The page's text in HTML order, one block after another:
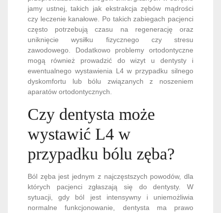
jamy ustnej, takich jak ekstrakcja zębów mądrości
czy leczenie kanałowe. Po takich zabiegach pacjenci
często potrzebują czasu na regenerację oraz
uniknięcie wysiłku fizycznego czy stresu
zawodowego. Dodatkowo problemy ortodontyczne
mogą również prowadzić do wizyt u dentysty i
ewentualnego wystawienia L4 w przypadku silnego
dyskomfortu lub bólu związanych z noszeniem
aparatów ortodontycznych.
Czy dentysta może
wystawić L4 w
przypadku bólu zęba?
Ból zęba jest jednym z najczęstszych powodów, dla
których pacjenci zgłaszają się do dentysty. W
sytuacji, gdy ból jest intensywny i uniemożliwia
normalne funkcjonowanie, dentysta ma prawo